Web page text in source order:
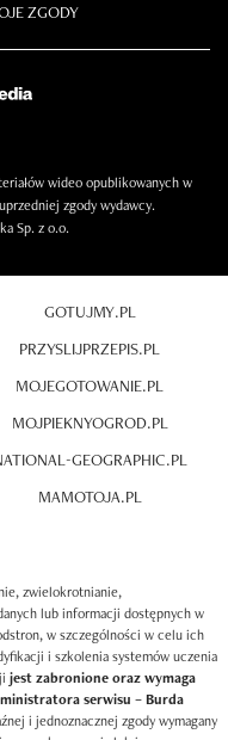
ZGODY
wideo opublikowanych w
zgody wydawcy.
Sp. z o.o.
GOTUJMY.PL
PRZYSLIJPRZEPIS.PL
MOJEGOTOWANIE.PL
MOJPIEKNYOGROD.PL
GEOGRAPHIC.PL
MAMOTOJA.PL
zwielokrotnianie,
lub informacji dostępnych w
w szczególności w celu ich
i szkolenia systemów uczenia
jest zabronione oraz wymaga
serwisu – Burda
i jednoznacznej zgody wymagany